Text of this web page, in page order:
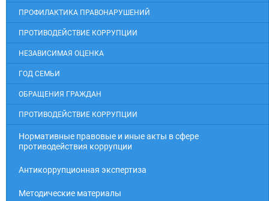
ПРОФИЛАКТИКА ПРАВОНАРУШЕНИЙ
ПРОТИВОДЕЙСТВИЕ КОРРУПЦИИ
НЕЗАВИСИМАЯ ОЦЕНКА
ГОД СЕМЬИ
ОБРАЩЕНИЯ ГРАЖДАН
ПРОТИВОДЕЙСТВИЕ КОРРУПЦИИ
Нормативные правовые и иные акты в сфере
противодействия коррупции
Антикоррупционная экспертиза
Методические материалы